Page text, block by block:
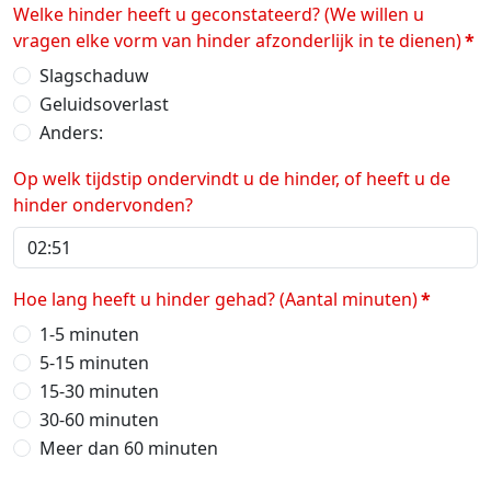
Welke hinder heeft u geconstateerd? (We willen u
vragen elke vorm van hinder afzonderlijk in te dienen)*
Slagschaduw
Geluidsoverlast
Anders:
Op welk tijdstip ondervindt u de hinder, of heeft u de
hinder ondervonden?
Hoe lang heeft u hinder gehad? (Aantal minuten)*
1-5 minuten
5-15 minuten
15-30 minuten
30-60 minuten
Meer dan 60 minuten